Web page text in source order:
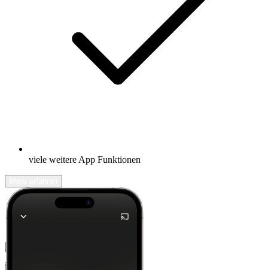
viele weitere App Funktionen